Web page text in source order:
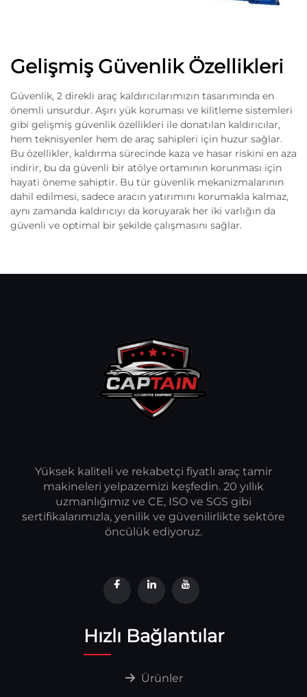
Gelişmiş Güvenlik Özellikleri
Güvenlik, 2 direkli araç kaldırıcılarımızın tasarımında en
önemli unsurdur. Aşırı yük koruması ve kilitleme sistemleri
gibi gelişmiş güvenlik özellikleri ile donatılan kaldırıcılar,
hem teknisyenler hem de araç sahipleri için huzur sağlar.
Bu özellikler, kaldırma sürecinde kaza ve hasar riskini en aza
indirir, bu da güvenli bir atölye ortamının korunması için
hayati öneme sahiptir. Bu tür güvenlik mekanizmalarının
dahil edilmesi, sadece aracın yatırımını korumakla kalmaz,
aynı zamanda kaldırıcıyı da koruyarak her iki varlığın da
güvenli ve optimal bir şekilde çalışmasını sağlar.
Yüksek kaliteli ve rekabetçi fiyatlı araç tamir
makineleri yelpazemizi keşfedin. 20 yıllık
uzmanlığımız ve CE, ISO ve SGS gibi
sertifikalarımızla, yenilik ve güvenilirlikte sektöre
öncülük ediyoruz.
Hızlı Bağlantılar
Ürünler